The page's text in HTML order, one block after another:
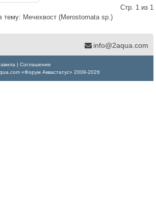
Стр. 1 из 1
тему: Мечехвост (Merostomata sp.)
info@2aqua.com
Соглашение
«Форум Аквастатус» 2009-2026